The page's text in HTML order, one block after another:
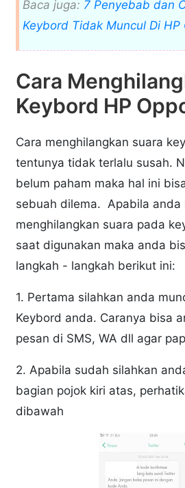
Baca juga: 7 Penyebab dan
Keybord Tidak Muncul Di HP
Cara
Keybord HP
Cara menghilangkan suara
tentunya tidak terlalu susah.
belum paham maka hal ini
sebuah dilema. Apabila anda
menghilangkan suara pada
saat digunakan maka anda
langkah - langkah berikut ini:
1. Pertama silahkan anda
Keybord anda. Caranya bisa
pesan di SMS, WA dll agar
2. Apabila sudah silahkan
bagian pojok kiri atas,
dibawah